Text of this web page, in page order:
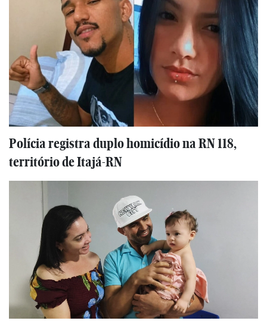
Polícia registra duplo homicídio na RN 118,
território de Itajá-RN